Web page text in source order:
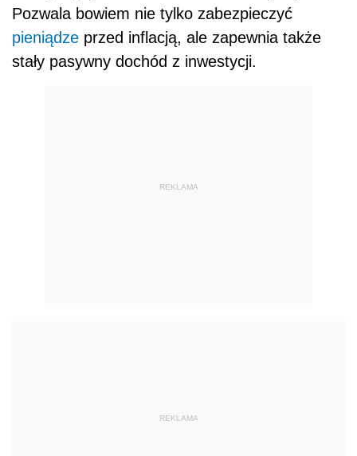
Pozwala bowiem nie tylko zabezpieczyć
pieniądze przed inflacją, ale zapewnia także
stały pasywny dochód z inwestycji.
REKLAMA
REKLAMA